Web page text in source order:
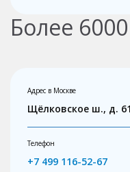
Более 6000
Адрес в Москве
Щёлковское ш., д. 61
Телефон
+7 499 116-52-67